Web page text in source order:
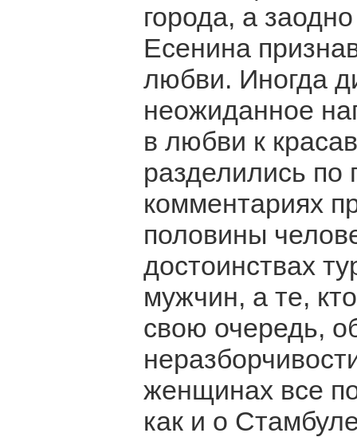
города, а
Есенина
любви. Иногда
неожиданное
в любви к
разделились по
комментариях
половины
достоинствах
мужчин, а те,
свою очередь,
женщинах все
как и о